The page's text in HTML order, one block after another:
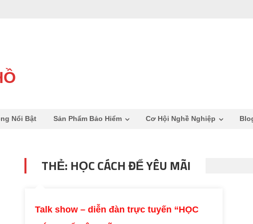
Nổi Bật Sản Phẩm Bảo Hiểm Cơ Hội Nghề Nghiệp
THẺ: HỌC CÁCH ĐỂ YÊU MÃI
Talk show – diễn đàn trực tuyến “HỌC